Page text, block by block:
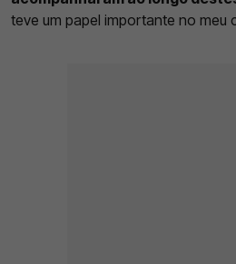
teve um papel importante no meu